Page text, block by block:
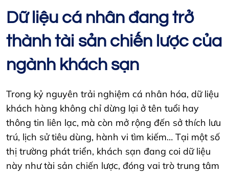
Dữ liệu cá nhân đang trở
thành tài sản chiến lược của
ngành khách sạn
Trong kỷ nguyên trải nghiệm cá nhân hóa, dữ liệu
khách hàng không chỉ dừng lại ở tên tuổi hay
thông tin liên lạc, mà còn mở rộng đến sở thích lưu
trú, lịch sử tiêu dùng, hành vi tìm kiếm… Tại một số
thị trường phát triển, khách sạn đang coi dữ liệu
này như tài sản chiến lược, đóng vai trò trung tâm